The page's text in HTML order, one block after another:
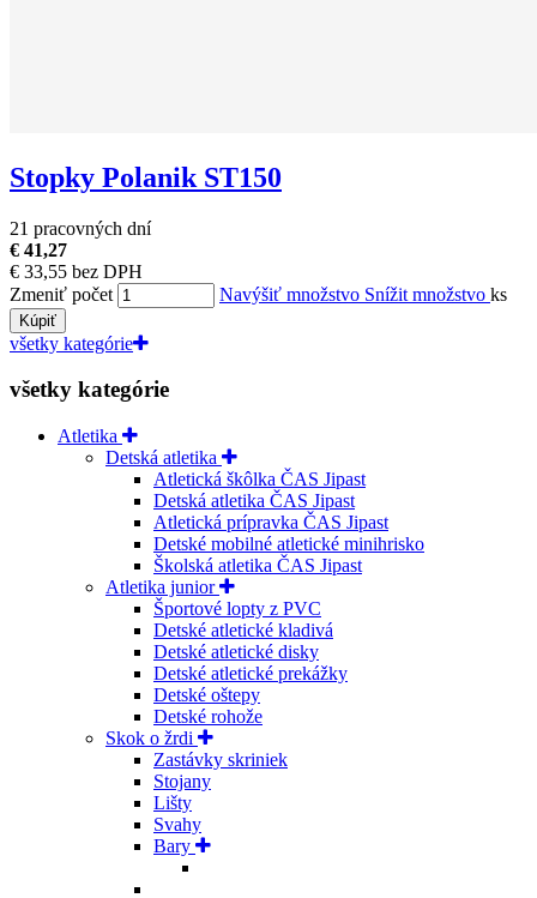
Stopky Polanik ST150
21 pracovných dní
€ 41,27
€ 33,55 bez DPH
Zmeniť počet
Navýšiť množstvo Snížit množstvo ks
Kúpiť
všetky kategórie
všetky kategórie
Atletika
Detská atletika
Atletická škôlka ČAS Jipast
Detská atletika ČAS Jipast
Atletická prípravka ČAS Jipast
Detské mobilné atletické minihrisko
Školská atletika ČAS Jipast
Atletika junior
Športové lopty z PVC
Detské atletické kladivá
Detské atletické disky
Detské atletické prekážky
Detské oštepy
Detské rohože
Skok o žrdi
Zastávky skriniek
Stojany
Lišty
Svahy
Bary